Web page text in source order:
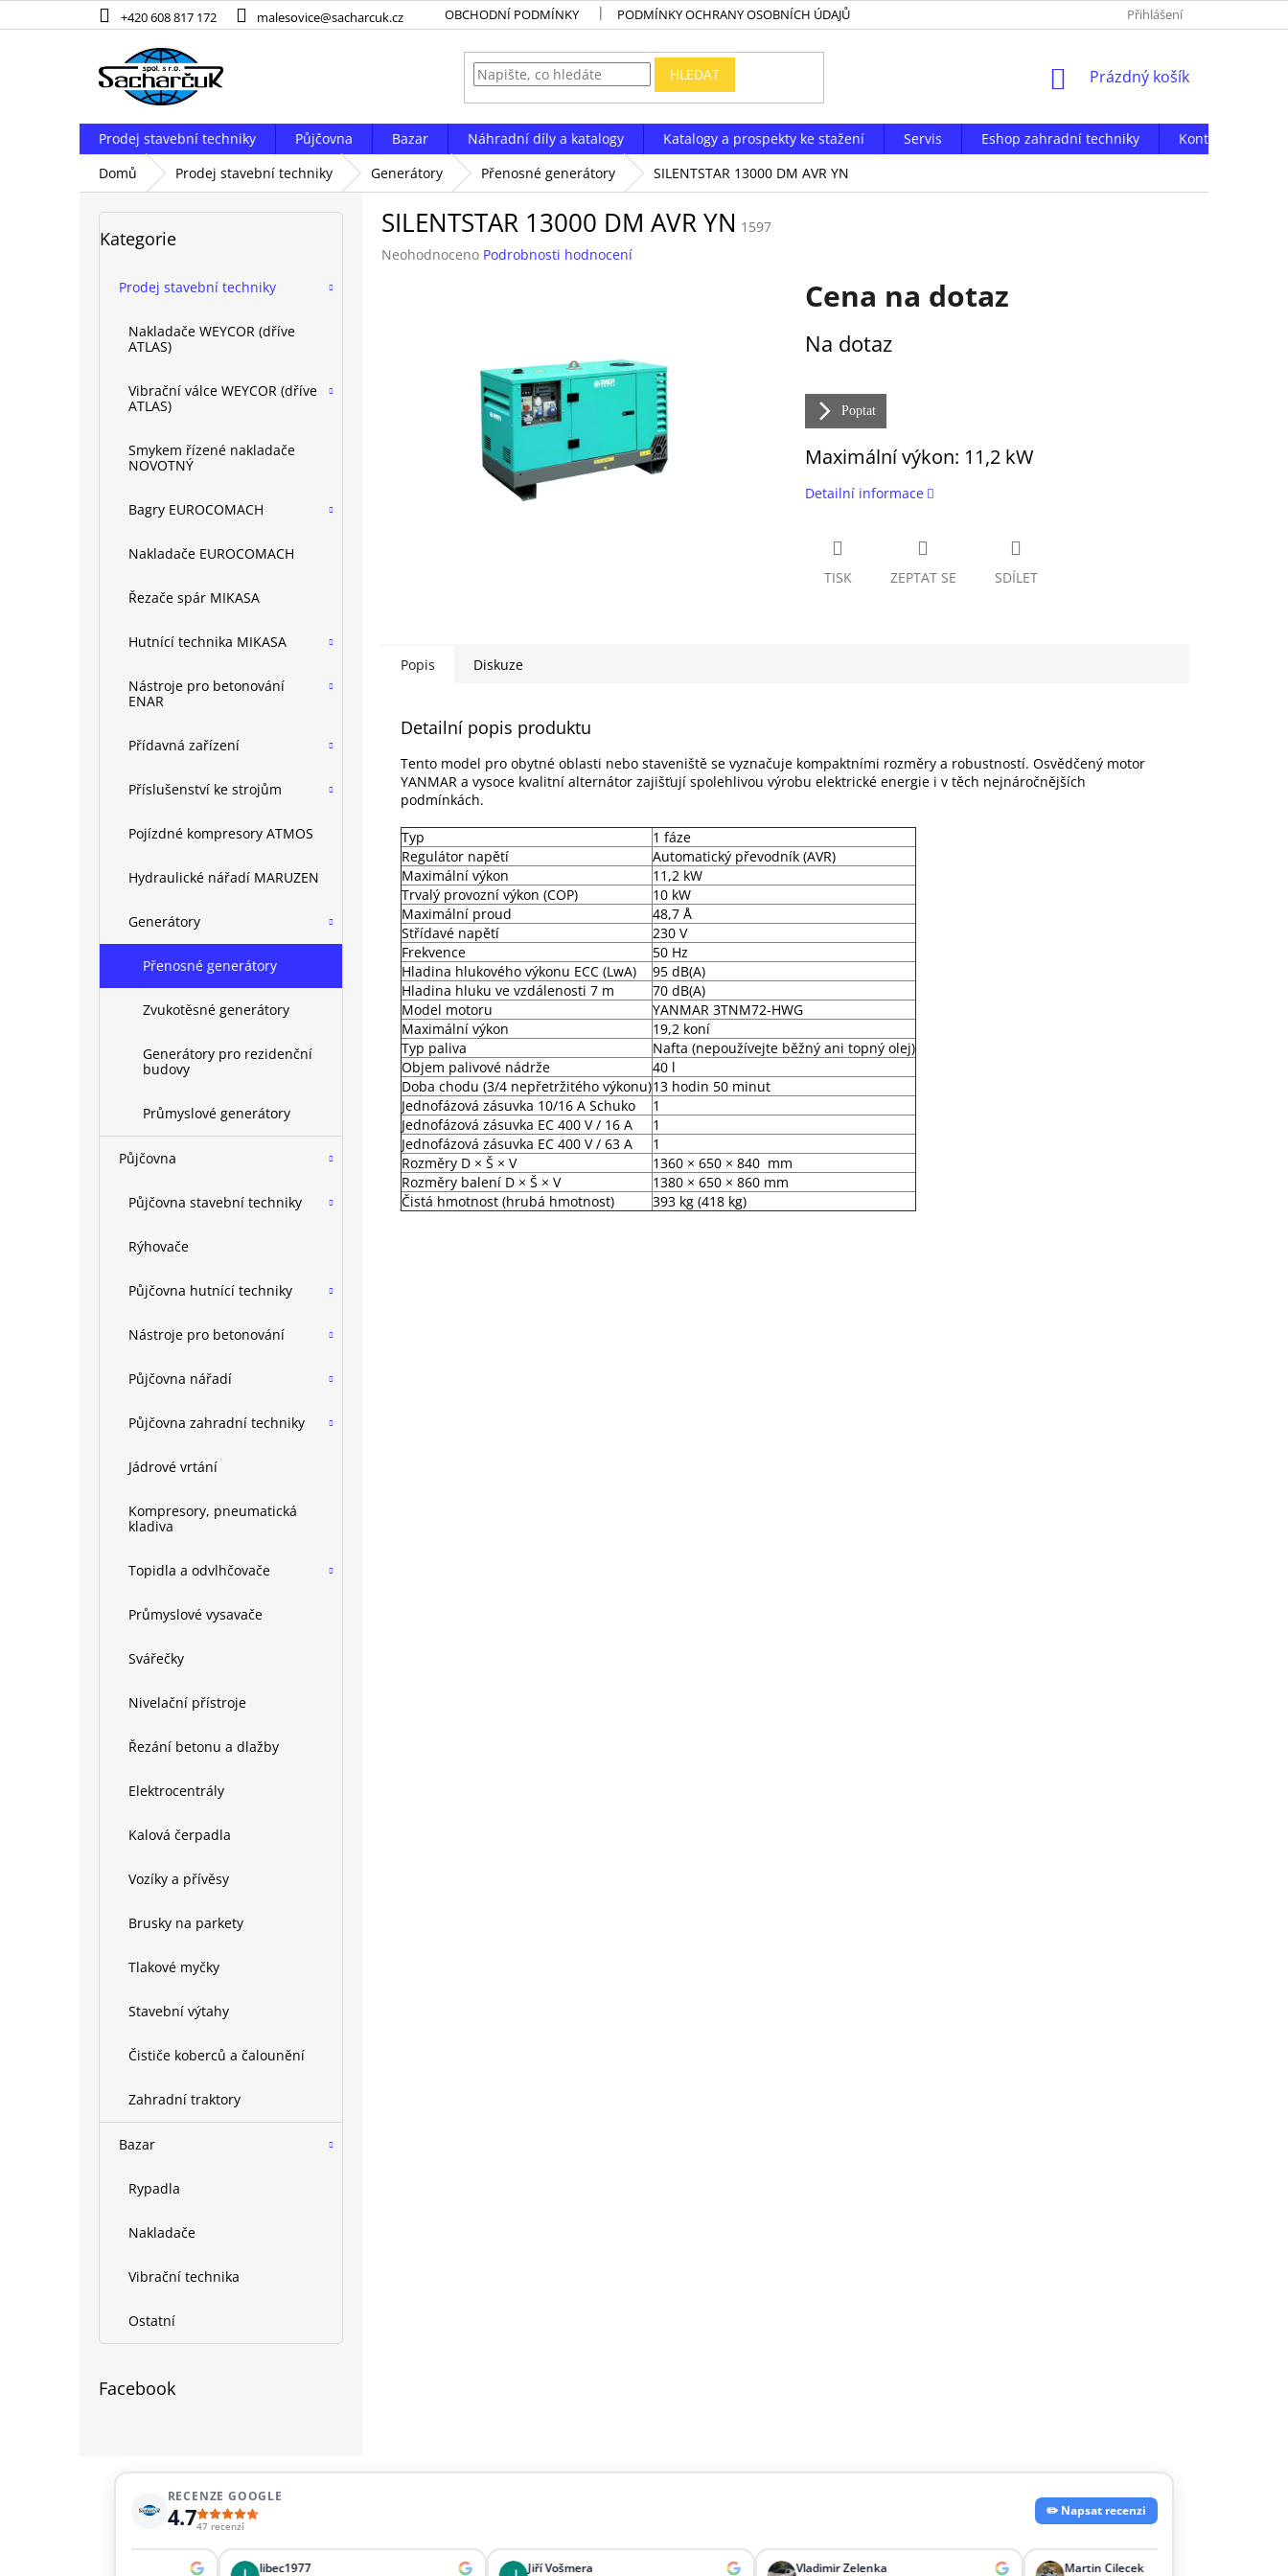
na
+420 608 817 172 malesovice@sacharcuk.cz OBCHODNÍ PODMÍNKY PODMÍNKY OCHRANY OSOBNÍCH ÚDAJŮ Přihlášení
HLEDAT
NÁKUPNÍ
Prázdný košík
Prodej stavební techniky Půjčovna Bazar Náhradní díly a katalogy Katalogy a prospekty ke stažení Servis Eshop zahradní techniky
Kontakty
Domů
Prodej stavební techniky Generátory Přenosné generátory SILENTSTAR 13000 DM AVR YN
Přeskočit
kategorie
Kategorie
Prodej stavební techniky
Nakladače WEYCOR (dříve
ATLAS)
Vibrační válce WEYCOR (dříve
ATLAS)
Smykem řízené nakladače
NOVOTNÝ
Bagry EUROCOMACH
Nakladače EUROCOMACH
Řezače spár MIKASA
Hutnící technika MIKASA
Nástroje pro betonování
ENAR
Přídavná zařízení
Příslušenství ke strojům
Pojízdné kompresory ATMOS
Hydraulické nářadí MARUZEN
Generátory
Přenosné generátory
Zvukotěsné generátory
Generátory pro rezidenční
budovy
Průmyslové generátory
Půjčovna
Půjčovna stavební techniky
Rýhovače
Půjčovna hutnící techniky
Nástroje pro betonování
Půjčovna nářadí
Půjčovna zahradní techniky
Jádrové vrtání
Kompresory, pneumatická
kladiva
Topidla a odvlhčovače
Průmyslové vysavače
Svářečky
Nivelační přístroje
Řezání betonu a dlažby
Elektrocentrály
Kalová čerpadla
Vozíky a přívěsy
Brusky na parkety
Tlakové myčky
Stavební výtahy
Čističe koberců a čalounění
Zahradní traktory
Bazar
Rypadla
Nakladače
Vibrační technika
Ostatní
Facebook
SILENTSTAR 13000 DM AVR YN 1597
Průměrné
Neohodnoceno Podrobnosti hodnocení
Cena na dotaz
cena:
Na dotaz
Poptat
Maximální výkon: 11,2 kW
Detailní informace
TISK ZEPTAT SE SDÍLET
Popis Diskuze
Detailní popis produktu
Tento model pro obytné oblasti nebo staveniště se vyznačuje kompaktními rozměry a robustností. Osvědčený motor
YANMAR a vysoce kvalitní alternátor zajišťují spolehlivou výrobu elektrické energie i v těch nejnáročnějších
podmínkách.
Typ
1 fáze
Regulátor napětí
Automatický převodník (AVR)
Maximální výkon
11,2 kW
Trvalý provozní výkon (COP)
10 kW
Maximální proud
48,7 Å
Střídavé napětí
230 V
Frekvence
50 Hz
Hladina hlukového výkonu ECC (LwA)
95 dB(A)
Hladina hluku ve vzdálenosti 7 m
70 dB(A)
Model motoru
YANMAR 3TNM72-HWG
Maximální výkon
19,2 koní
Typ paliva
Nafta (nepoužívejte běžný ani topný olej)
Objem palivové nádrže
40 l
Doba chodu (3/4 nepřetržitého výkonu)13 hodin 50 minut
Jednofázová zásuvka 10/16 A Schuko
1
Jednofázová zásuvka EC 400 V / 16 A
1
Jednofázová zásuvka EC 400 V / 63 A
1
Rozměry D × Š × V
1360 × 650 × 840 mm
Rozměry balení D × Š × V
1380 × 650 × 860 mm
Čistá hmotnost (hrubá hmotnost)
393 kg (418 kg)
RECENZE GOOGLE
4.747 recenzí
✏️ Napsat recenzi
libec1977 Jiří Vošmera Vladimir Zelenka Martin Cilecek